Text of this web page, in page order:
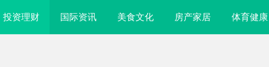
投资理财 国际资讯 美食文化 房产家居 体育健康